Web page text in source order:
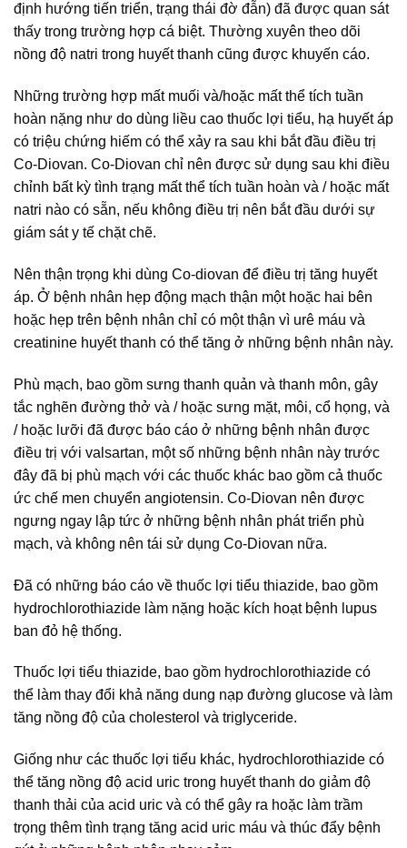
định hướng tiến triển, trạng thái đờ đẫn) đã được quan sát
thấy trong trường hợp cá biệt. Thường xuyên theo dõi
nồng độ natri trong huyết thanh cũng được khuyến cáo.
Những trường hợp mất muối và/hoặc mất thể tích tuần
hoàn nặng như do dùng liều cao thuốc lợi tiểu, hạ huyết áp
có triệu chứng hiếm có thể xảy ra sau khi bắt đầu điều trị
Co-Diovan. Co-Diovan chỉ nên được sử dụng sau khi điều
chỉnh bất kỳ tình trạng mất thể tích tuần hoàn và / hoặc mất
natri nào có sẵn, nếu không điều trị nên bắt đầu dưới sự
giám sát y tế chặt chẽ.
Nên thận trọng khi dùng Co-diovan để điều trị tăng huyết
áp. Ở bệnh nhân hẹp động mạch thận một hoặc hai bên
hoặc hẹp trên bệnh nhân chỉ có một thận vì urê máu và
creatinine huyết thanh có thể tăng ở những bệnh nhân này.
Phù mạch, bao gồm sưng thanh quản và thanh môn, gây
tắc nghẽn đường thở và / hoặc sưng mặt, môi, cổ họng, và
/ hoặc lưỡi đã được báo cáo ở những bệnh nhân được
điều trị với valsartan, một số những bệnh nhân này trước
đây đã bị phù mạch với các thuốc khác bao gồm cả thuốc
ức chế men chuyển angiotensin. Co-Diovan nên được
ngưng ngay lập tức ở những bệnh nhân phát triển phù
mạch, và không nên tái sử dụng Co-Diovan nữa.
Đã có những báo cáo về thuốc lợi tiểu thiazide, bao gồm
hydrochlorothiazide làm nặng hoặc kích hoạt bệnh lupus
ban đỏ hệ thống.
Thuốc lợi tiểu thiazide, bao gồm hydrochlorothiazide có
thể làm thay đổi khả năng dung nạp đường glucose và làm
tăng nồng độ của cholesterol và triglyceride.
Giống như các thuốc lợi tiểu khác, hydrochlorothiazide có
thể tăng nồng độ acid uric trong huyết thanh do giảm độ
thanh thải của acid uric và có thể gây ra hoặc làm trầm
trọng thêm tình trạng tăng acid uric máu và thúc đẩy bệnh